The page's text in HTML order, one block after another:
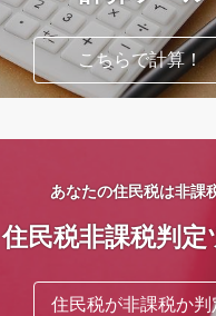
こちらで計算！
あなたの住民税は非課
住民税非課税判定
住民税が非課税か判